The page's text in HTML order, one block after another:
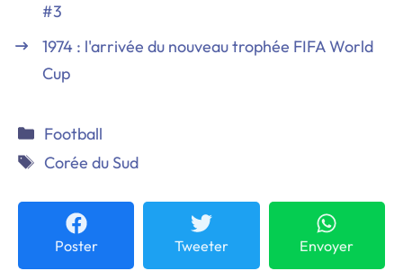
#3
1974 : l'arrivée du nouveau trophée FIFA World
Cup
Catégories
Football
Étiquettes
Corée du Sud
Poster Tweeter Envoyer